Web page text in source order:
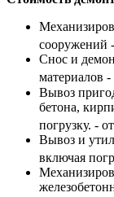
сооружений
Снос и
материалов -
Вывоз
бетона,
погрузку. - от
Вывоз и
включая